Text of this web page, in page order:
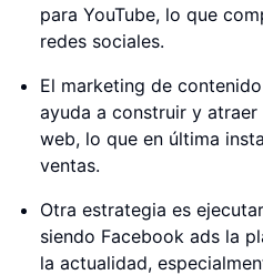
para YouTube, lo que
redes sociales.
El marketing de
ayuda a construir y
web, lo que en última
ventas.
Otra estrategia es
siendo Facebook ads la
la actualidad,